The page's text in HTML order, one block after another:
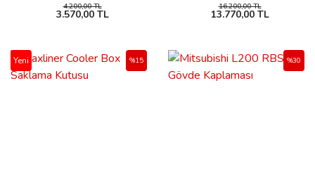
4.200,00 TL
3.570,00 TL
16.200,00 TL
13.770,00 TL
Yeni %15 %30